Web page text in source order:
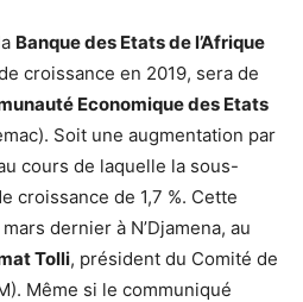
Banque des Etats de l’Afrique
croissance en 2019, sera de
Economique des Etats
Soit une augmentation par
cours de laquelle la sous-
croissance de 1,7 %. Cette
dernier à N’Djamena, au
Tolli, président du Comité de
Même si le communiqué